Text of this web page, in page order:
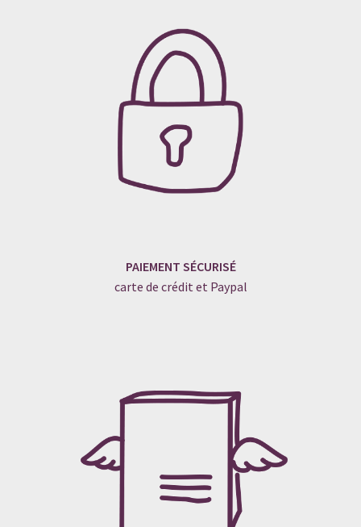
PAIEMENT SÉCURISÉ
carte de crédit et Paypal